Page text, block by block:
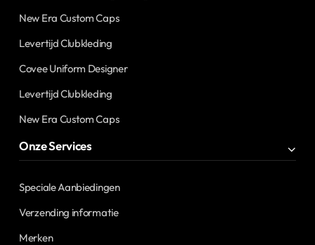
New Era Custom Caps
Levertijd Clubkleding
Covee Uniform Designer
Levertijd Clubkleding
New Era Custom Caps
Onze Services
Speciale Aanbiedingen
Verzending informatie
Merken